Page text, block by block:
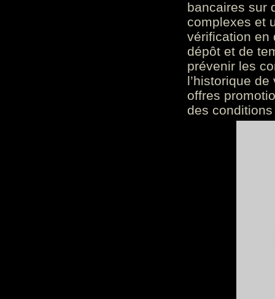
bancaires sur
complexes et
vérification en
dépôt et de
prévenir les
l’historique
offres
des